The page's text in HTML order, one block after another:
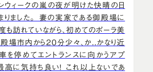
ウィークの嵐の夜が明けた快晴の日
りました。 妻の実家である御殿場に
も訪れていながら、初めてのポーラ美
場市内から20分少々、か..かなり近
を停めてエントランスに向かうアプ
高に気持ち良い！ これ以上ないであ